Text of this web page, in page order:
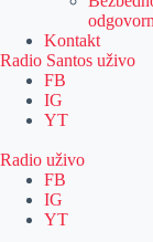
Kontakt
Radio Santos uživo
FB
IG
YT
Radio uživo
FB
IG
YT